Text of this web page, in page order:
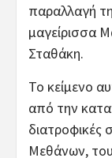
παραλλαγή
μαγείρισσα
Σταθάκη.
Το κείμενο
από την
διατροφικές
Μεθάνων, του